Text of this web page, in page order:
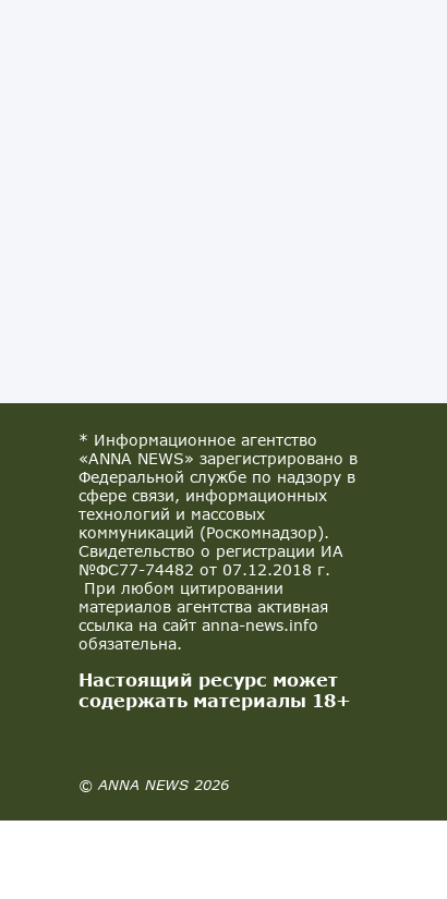
* Информационное агентство
«ANNA NEWS» зарегистрировано в
Федеральной службе по надзору в
сфере связи, информационных
технологий и массовых
коммуникаций (Роскомнадзор).
Свидетельство о регистрации ИА
№ФС77-74482 от 07.12.2018 г.
При любом цитировании
материалов агентства активная
ссылка на сайт anna-news.info
обязательна.
Настоящий ресурс может
содержать материалы 18+
© ANNA NEWS 2026